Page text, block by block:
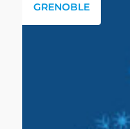
GRENOBLE